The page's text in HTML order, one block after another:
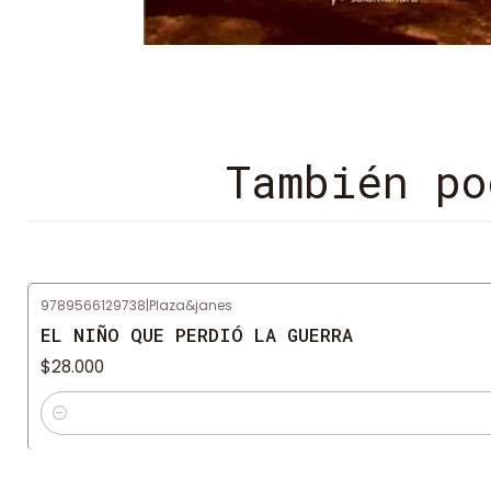
También
9789566129738|Plaza&janes
EL NIÑO QUE PERDIÓ LA GUERRA
$28.000
Cantidad